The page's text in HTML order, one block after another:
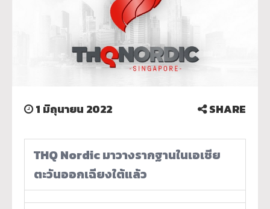
1 มิถุนายน 2022 SHARE
THQ Nordic มาวางรากฐานในเอเชีย
ตะวันออกเฉียงใต้แล้ว